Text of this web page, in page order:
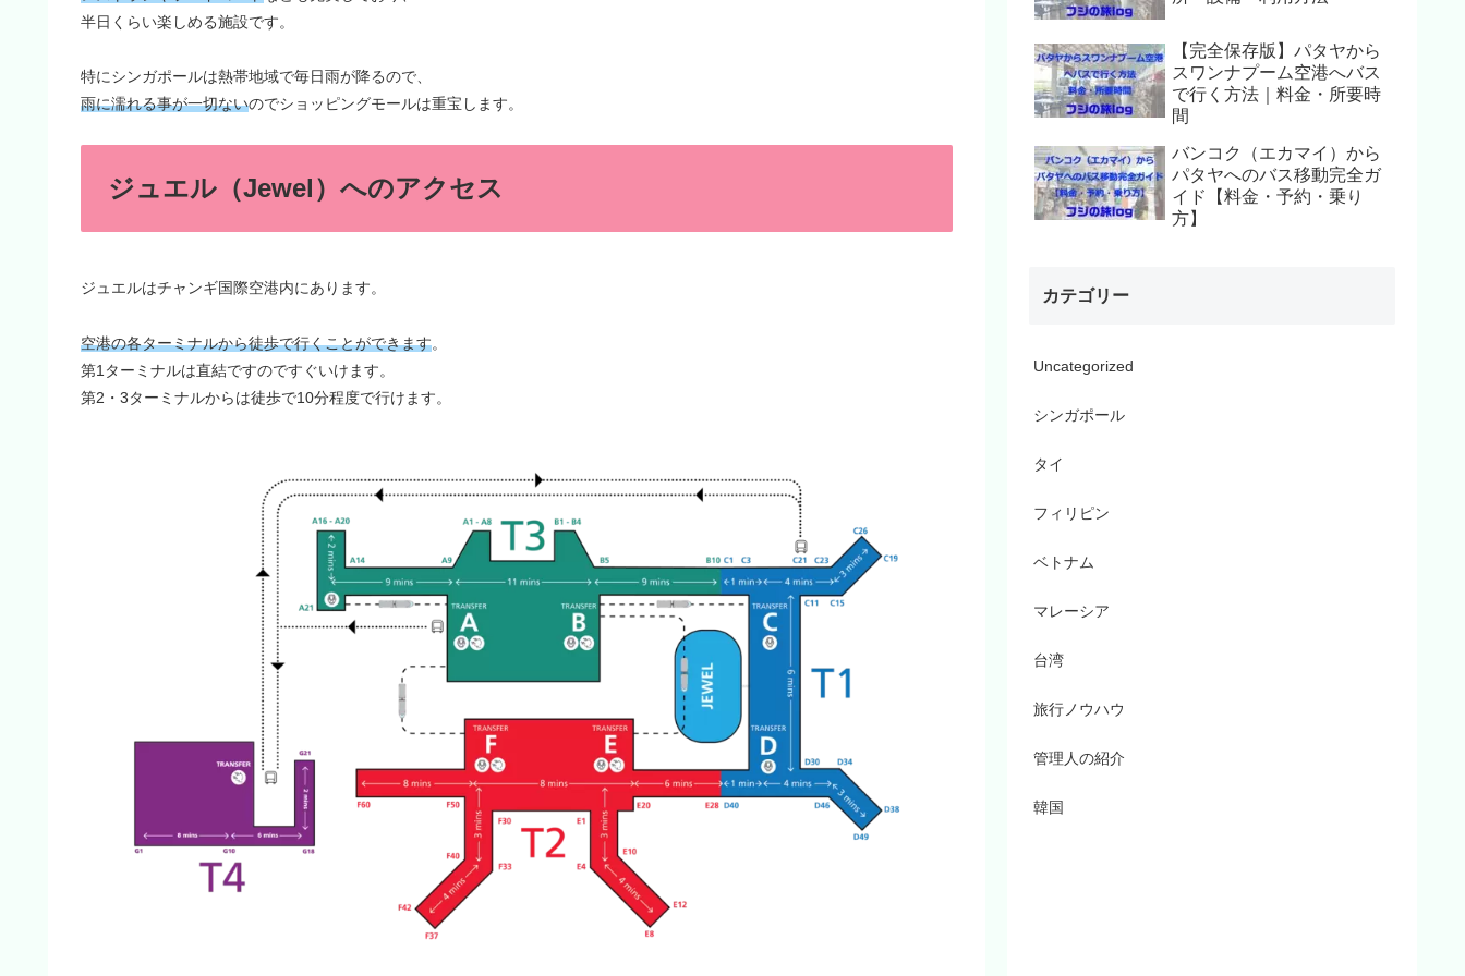
半日くらい楽しめる施設です。
特にシンガポールは熱帯地域で毎日雨が降るので、
雨に濡れる事が一切ないのでショッピングモールは重宝します。
ジュエル（Jewel）へのアクセス
ジュエルはチャンギ国際空港内にあります。
空港の各ターミナルから徒歩で行くことができます。
第1ターミナルは直結ですのですぐいけます。
第2・3ターミナルからは徒歩で10分程度で行けます。
【完全保存版】パタヤから
スワンナプーム空港へバス
で行く方法｜料金・所要時
間
バンコク（エカマイ）から
パタヤへのバス移動完全ガ
イド【料金・予約・乗り
方】
カテゴリー
Uncategorized
シンガポール
タイ
フィリピン
ベトナム
マレーシア
台湾
旅行ノウハウ
管理人の紹介
韓国